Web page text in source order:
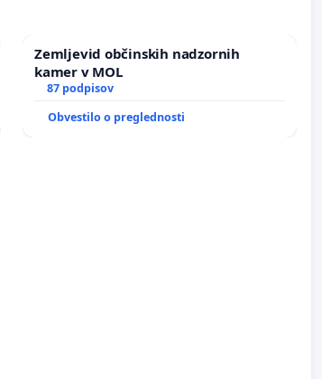
Zemljevid občinskih nadzornih
kamer v MOL
87 podpisov
Obvestilo o preglednosti